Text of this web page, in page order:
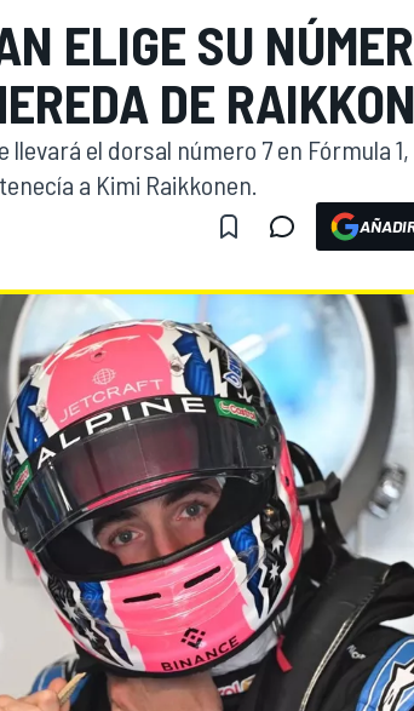
E
ELIGE SU
DE
llevará el dorsal número 7 en Fórmula
a Kimi Raikkonen.